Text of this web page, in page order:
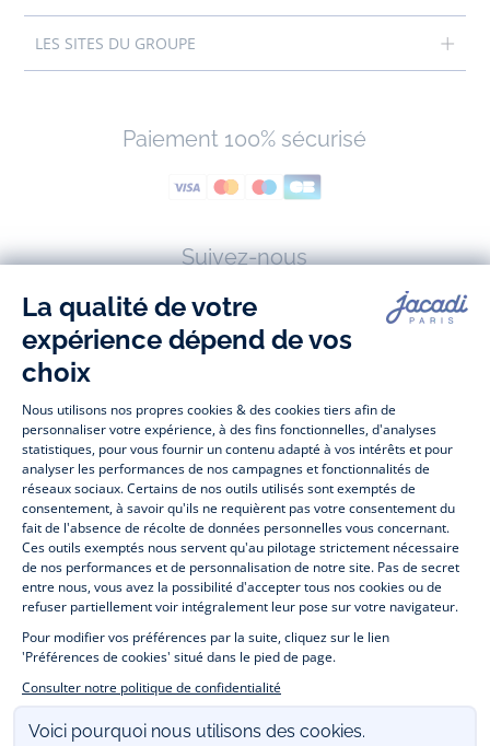
LES SITES DU GROUPE
Paiement 100% sécurisé
Suivez-nous
Facebook
Jacadi
Tiktok
Jacadi
Jacadi
Youtube
Jacadi Paris vous propose sur sa boutique en ligne une grande variété de
vêtements et chaussures , à la fois élégants et intemporels. Retrouvez,
entre autres, nos collections de body, blouse et combinaison pour les
nouveaux-nés , de t-shirt, pull et short pour les bébés et de pantalons,
chaussettes et accessoires pour les enfants de 1 mois à 12 ans.
Découvrez nos collections mode et tendance pour filles et garçons.
Profitez aussi de nos collections spéciales fête de fin d’année et trouvez
des idées cadeaux de Noël . Un heureux événement est arrivé ?
Retrouvez nos idées cadeaux de naissance . Bénéficiez également de
notre collection Outlet toute l’année. Guettez les
promotions Prix Doux
, une opération spéciale Jacadi avec des
vêtements enfant à prix tout ronds. Adhérez au programme de Fidélité
ventes privées
. Retrouvez la collection
Les Essentiels et ses vêtements emblématiques aux couleurs de la
une collection de manteaux bébé et enfant et de chaussures d'hiver